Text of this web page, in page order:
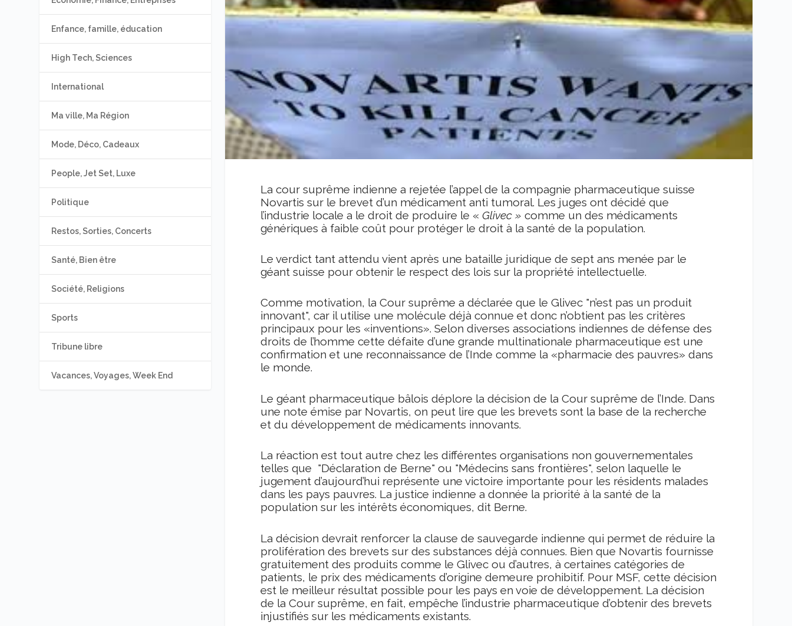
La cour suprême indienne a rejetée l’appel de la compagnie pharmaceutique suisse
Novartis sur le brevet d’un médicament anti tumoral. Les juges ont décidé que
l’industrie locale a le droit de produire le « Glivec » comme un des médicaments
génériques à faible coût pour protéger le droit à la santé de la population.
Le verdict tant attendu vient après une bataille juridique de sept ans menée par le
géant suisse pour obtenir le respect des lois sur la propriété intellectuelle.
Comme motivation, la Cour suprême a déclarée que le Glivec "n’est pas un produit
innovant", car il utilise une molécule déjà connue et donc n’obtient pas les critères
principaux pour les «inventions». Selon diverses associations indiennes de défense des
droits de l’homme cette défaite d’une grande multinationale pharmaceutique est une
confirmation et une reconnaissance de l’Inde comme la «pharmacie des pauvres» dans
le monde.
Le géant pharmaceutique bâlois déplore la décision de la Cour suprême de l’Inde. Dans
une note émise par Novartis, on peut lire que les brevets sont la base de la recherche
et du développement de médicaments innovants.
La réaction est tout autre chez les différentes organisations non gouvernementales
telles que "Déclaration de Berne" ou "Médecins sans frontières", selon laquelle le
jugement d’aujourd’hui représente une victoire importante pour les résidents malades
dans les pays pauvres. La justice indienne a donnée la priorité à la santé de la
population sur les intérêts économiques, dit Berne.
La décision devrait renforcer la clause de sauvegarde indienne qui permet de réduire la
prolifération des brevets sur des substances déjà connues. Bien que Novartis fournisse
gratuitement des produits comme le Glivec ou d’autres, à certaines catégories de
patients, le prix des médicaments d’origine demeure prohibitif. Pour MSF, cette décision
est le meilleur résultat possible pour les pays en voie de développement. La décision
de la Cour suprême, en fait, empêche l’industrie pharmaceutique d’obtenir des brevets
injustifiés sur les médicaments existants.
Enfance, famille, éducation
High Tech, Sciences
International
Ma ville, Ma Région
Mode, Déco, Cadeaux
People, Jet Set, Luxe
Politique
Restos, Sorties, Concerts
Santé, Bien être
Société, Religions
Sports
Tribune libre
Vacances, Voyages, Week End